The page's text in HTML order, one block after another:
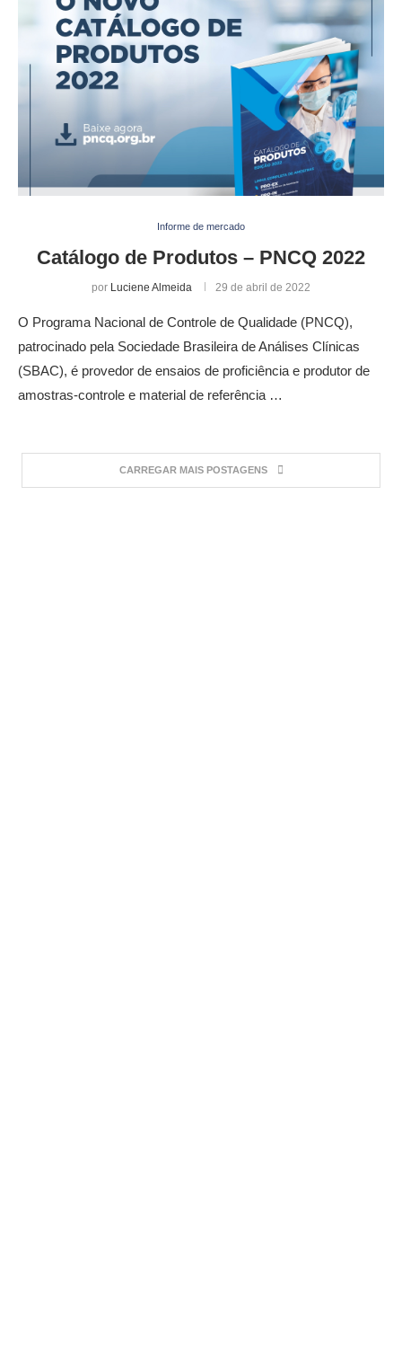
Informe de mercado
Catálogo de Produtos – PNCQ 2022
por Luciene Almeida 29 de abril de 2022
O Programa Nacional de Controle de Qualidade (PNCQ),
patrocinado pela Sociedade Brasileira de Análises Clínicas
(SBAC), é provedor de ensaios de proficiência e produtor de
amostras-controle e material de referência …
CARREGAR MAIS POSTAGENS